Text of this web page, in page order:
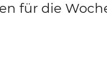
für die